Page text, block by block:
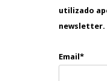
utilizado
newsletter.
Email*